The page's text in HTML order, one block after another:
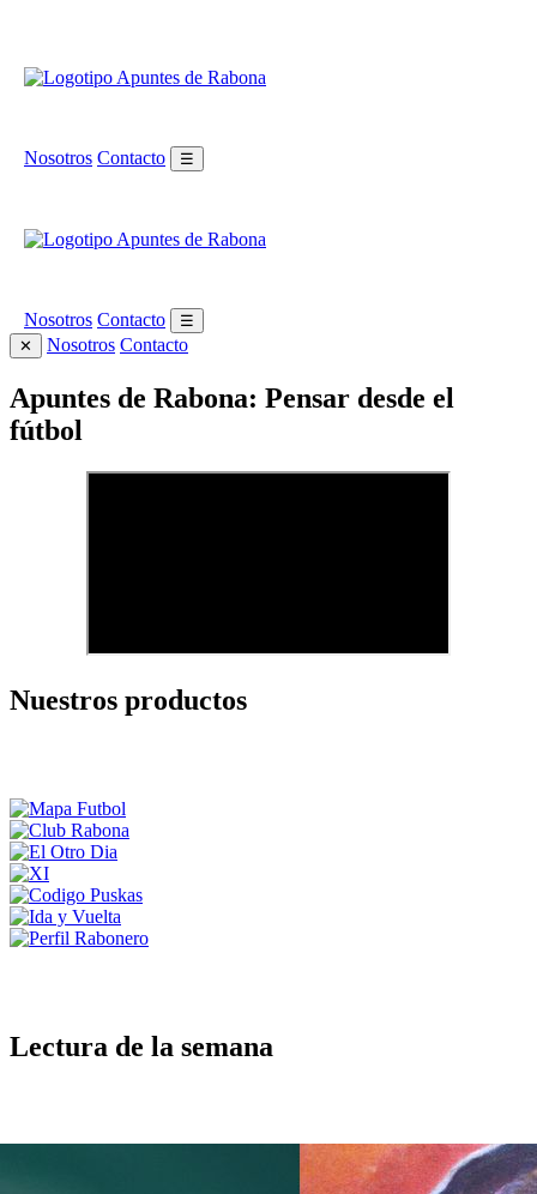
Nosotros Contacto ☰
Nosotros Contacto
☰
✕
Nosotros Contacto
Apuntes de Rabona: Pensar desde el
fútbol
Nuestros productos
Lectura de la semana